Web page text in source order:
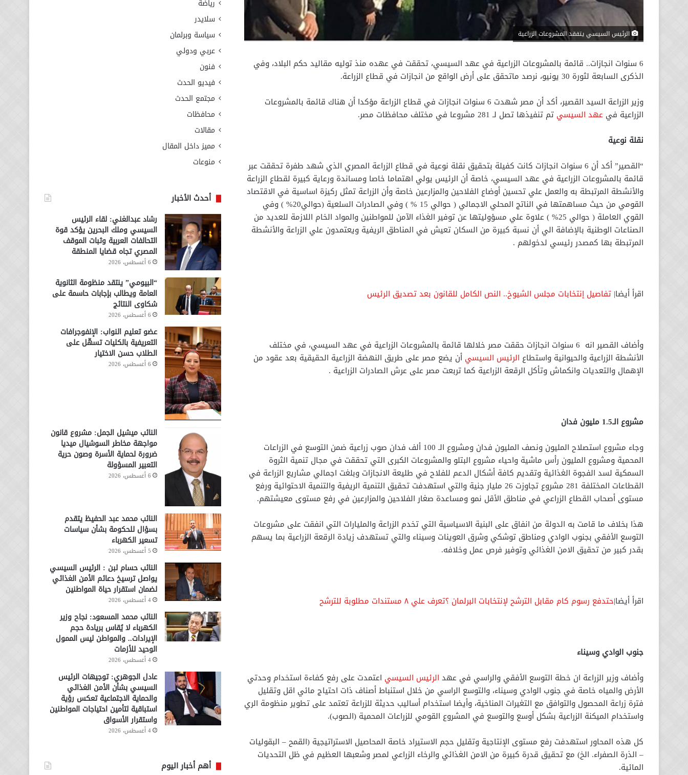
الرئيس السيسي يتفقد المشروعات الزراعية
6 سنوات انجازات.. قائمة بالمشروعات الزراعية في عهد السيسي، تحققت في عهده منذ توليه مقاليد حكم البلاد، وفي
الذكرى السابعة لثورة 30 يونيو، نرصد ماتحقق على أرض الواقع من انجازات في قطاع الزراعة.
وزير الزراعة السيد القصير، أكد أن مصر شهدت 6 سنوات انجازات في قطاع الزراعة مؤكدا أن هناك قائمة بالمشروعات
الزراعية في عهد السيسي تم تنفيذها تصل لـ 281 مشروعا في مختلف محافظات مصر.
نقلة نوعية
“القصير” أكد أن 6 سنوات انجازات كانت كفيلة بتحقيق نقلة نوعية في قطاع الزراعة المصري الذي شهد طفرة تحققت عبر
قائمة بالمشروعات الزراعية في عهد السيسي، خاصة أن الرئيس يولي اهتماما خاصا ومساندة ورعاية كبيرة لقطاع الزراعة
والأنشطة المرتبطة به والعمل علي تحسين أوضاع الفلاحين والمزارعين خاصة وأن الزراعة تمثل ركيزة اساسية في الاقتصاد
القومي من حيث مساهمتها في الناتج المحلي الاجمالي ( حوالي 15 % ) وفي الصادرات السلعية (حوالي20% ) وفي
القوي العاملة ( حوالي 25% ) علاوة علي مسؤوليتها عن توفير الغذاء الآمن للمواطنين والمواد الخام اللازمة للعديد من
الصناعات الوطنية بالإضافة الي أن نسبة كبيرة من السكان تعيش في المناطق الريفية ويعتمدون علي الزراعة والأنشطة
المرتبطة بها كمصدر رئيسي لدخولهم .
اقرأ أيضا| تفاصيل إنتخابات مجلس الشيوخ.. النص الكامل للقانون بعد تصديق الرئيس
وأضاف القصير انه 6 سنوات انجازات حققت مصر خلالها قائمة بالمشروعات الزراعية في عهد السيسي، في مختلف
الأنشطة الزراعية والحيوانية واستطاع الرئيس السيسي أن يضع مصر على طريق النهضة الزراعية الحقيقية بعد عقود من
الإهمال والتعديات وانكماش وتأكل الرقعة الزراعية كما تربعت مصر على عرش الصادرات الزراعية .
مشروع الـ1.5 مليون فدان
وجاء مشروع استصلاح المليون ونصف المليون فدان ومشروع الـ 100 ألف فدان صوب زراعية ضمن التوسع في الزراعات
المحمية ومشروع المليون رأس ماشية واحياء مشروع البتلو والمشروعات الكبرى التي تحققت في مجال تنمية الثروة
السمكية لسد الفجوة الغذائية وتقديم كافة أشكال الدعم للفلاح في طليعة الانجازات وبلغت اجمالي مشاريع الزراعة في
القطاعات المختلفة 281 مشروع تجاوزت 26 مليار جنية والتي استهدفت تحقيق التنمية الريفية والتنمية الاحتوائية ورفع
مستوى أصحاب القطاع الزراعي في مناطق الأقل نمو ومساعدة صغار الفلاحين والمزارعين في رفع مستوى معيشتهم.
هذا بخلاف ما قامت به الدولة من انفاق على البنية الاسياسية التي تخدم الزراعة والمليارات التي انفقت على مشروعات
التوسع الأفقي بجنوب الوادي ومناطق توشكي وشرق العوينات وسيناء والتي تستهدف زيادة الرقعة الزراعية بما يسهم
بقدر كبير من تحقيق الامن الغذائي وتوفير فرص عمل وخلافه.
اقرأ أيضا|حتدفع رسوم كام مقابل الترشح لإنتخابات البرلمان ؟تعرف علي ٨ مستندات مطلوبة للترشح
جنوب الوادي وسيناء
وأضاف وزير الزراعة ان خطة التوسع الأفقي والراسي في عهد الرئيس السيسي اعتمدت على رفع كفاءة استخدام وحدتي
الأرض والمياه خاصة في جنوب الوادي وسيناء، والتوسع الراسي من خلال استنباط أصناف ذات احتياج مائي اقل وتقليل
فترة زراعة المحصول والتوافق مع التغيرات المناخية، وأيضا استخدام أساليب حديثة للزراعة تعتمد على تطوير منظومة الري
واستخدام الميكنة الزراعية بشكل أوسع والتوسع في المشروع القومي للزراعات المحمية (الصوب).
كل هذه المحاور استهدفت رفع مستوى الإنتاجية وتقليل حجم الاستيراد خاصة المحاصيل الاستراتيجية (القمح – البقوليات
– الذرة الصفراء. الخ) مع تحقيق قدرة كبيرة من الامن الغذائي والرخاء الزراعي لمصر وشعبها العظيم في ظل التحديات
المائية.
رياضة
سلايدر
سياسة وبرلمان
عربي ودولي
فنون
فيديو الحدث
مجتمع الحدث
محافظات
مقالات
مميز داخل المقال
منوعات
أحدث الأخبار
رشاد عبدالغني: لقاء الرئيس
السيسي وملك البحرين يؤكد قوة
التحالفات العربية وثبات الموقف
المصري تجاه قضايا المنطقة
6 أغسطس، 2026
“البيومي” ينتقد منظومة الثانوية
العامة ويطالب بإجابات حاسمة على
شكاوى النتائج
6 أغسطس، 2026
عضو تعليم النواب: الإنفوجرافات
التعريفية بالكليات تسهّل على
الطلاب حسن الاختيار
6 أغسطس، 2026
النائب ميشيل الجمل: مشروع قانون
مواجهة مخاطر السوشيال ميديا
ضرورة لحماية الأسرة وصون حرية
التعبير المسؤولة
6 أغسطس، 2026
النائب محمد عبد الحفيظ يتقدم
بسؤال للحكومة بشأن سياسات
تسعير الكهرباء
5 أغسطس، 2026
النائب حسام لبن : الرئيس السيسي
يواصل ترسيخ دعائم الأمن الغذائي
لضمان استقرار حياة المواطنين
4 أغسطس، 2026
النائب محمد المسعود: نجاح وزير
الكهرباء لا يُقاس بريادة حجم
الإيرادات.. والمواطن ليس الممول
الوحيد للأزمات
4 أغسطس، 2026
عادل الجوهري: توجيهات الرئيس
السيسي بشأن الأمن الغذائي
والحماية الاجتماعية تعكس رؤية
استباقية لتأمين احتياجات المواطنين
واستقرار الأسواق
4 أغسطس، 2026
أهم أخبار اليوم